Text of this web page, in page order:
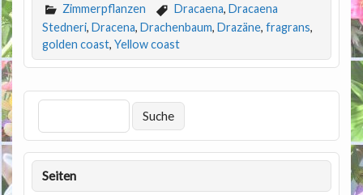
Zimmerpflanzen Dracaena, Dracaena
Stedneri, Dracena, Drachenbaum, Drazäne, fragrans,
golden coast, Yellow coast
Seiten